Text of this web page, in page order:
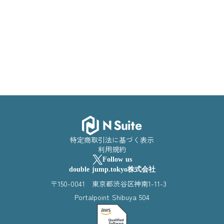
特定商取引法に基づく表示
利用規約
Follow us
double jump.tokyo株式会社
〒150-0041 東京都渋谷区神南1-11-3
Portalpoint Shibuya 504